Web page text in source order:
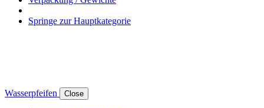
Springe zur Hauptkategorie
Wasserpfeifen Close